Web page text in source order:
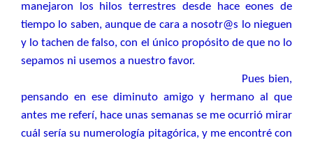
manejaron los hilos terrestres desde hace eones de
tiempo lo saben, aunque de cara a nosotr@s lo nieguen
y lo tachen de falso, con el único propósito de que no lo
sepamos ni usemos a nuestro favor.
Pues bien,
pensando en ese diminuto amigo y hermano al que
antes me referí, hace unas semanas se me ocurrió mirar
cuál sería su numerología pitagórica, y me encontré con